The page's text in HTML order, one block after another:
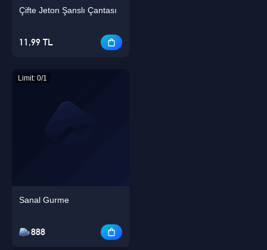
Çifte Jeton Şanslı Çantası
11,99 TL
Limit: 0/1
Sanal Gurme
888